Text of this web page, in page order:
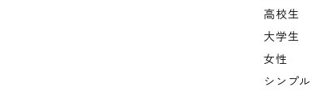
高校生
大学生
女性
シンプル